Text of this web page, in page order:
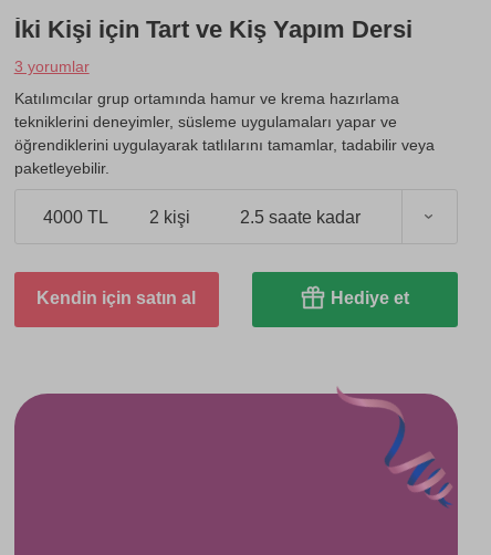
İki Kişi için Tart ve Kiş Yapım Dersi
3 yorumlar
Katılımcılar grup ortamında hamur ve krema hazırlama
tekniklerini deneyimler, süsleme uygulamaları yapar ve
öğrendiklerini uygulayarak tatlılarını tamamlar, tadabilir veya
paketleyebilir.
4000 TL 2 kişi 2.5 saate kadar
Kendin için satın al Hediye et